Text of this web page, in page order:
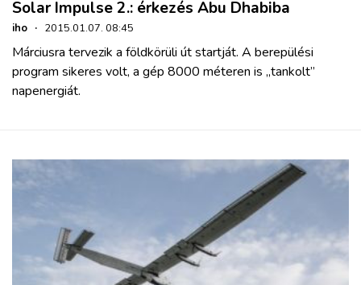
Solar Impulse 2.: érkezés Abu Dhabiba
iho · 2015.01.07. 08:45
Márciusra tervezik a földkörüli út startját. A berepülési
program sikeres volt, a gép 8000 méteren is „tankolt”
napenergiát.